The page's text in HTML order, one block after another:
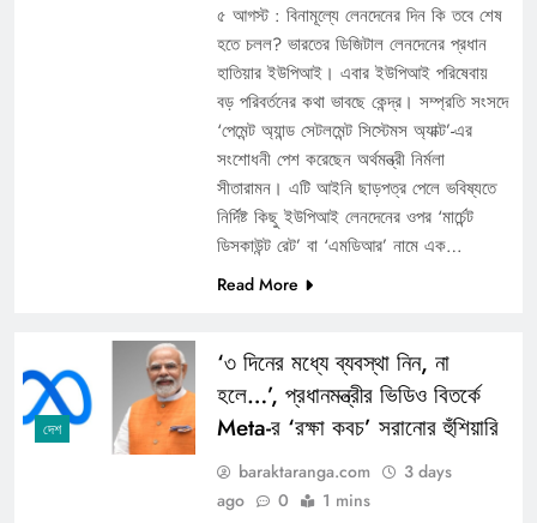
৫ আগস্ট : বিনামূল্যে লেনদেনের দিন কি তবে শেষ
হতে চলল? ভারতের ডিজিটাল লেনদেনের প্রধান
হাতিয়ার ইউপিআই। এবার ইউপিআই পরিষেবায়
বড় পরিবর্তনের কথা ভাবছে কেন্দ্র। সম্প্রতি সংসদে
‘পেমেন্ট অ্যান্ড সেটলমেন্ট সিস্টেমস অ্যাক্ট’-এর
সংশোধনী পেশ করেছেন অর্থমন্ত্রী নির্মলা
সীতারামন। এটি আইনি ছাড়পত্র পেলে ভবিষ্যতে
নির্দিষ্ট কিছু ইউপিআই লেনদেনের ওপর ‘মার্চেন্ট
ডিসকাউন্ট রেট’ বা ‘এমডিআর’ নামে এক…
Read More
দেশ
‘৩ দিনের মধ্যে ব্যবস্থা নিন, না
হলে…’, প্রধানমন্ত্রীর ভিডিও বিতর্কে
Meta-র ‘রক্ষা কবচ’ সরানোর হুঁশিয়ারি
baraktaranga.com
3 days
ago
0 1 mins